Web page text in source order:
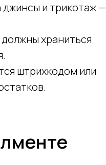
и трикотаж —
храниться
штрихкодом или